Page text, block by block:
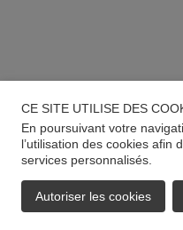
CE SITE UTILISE DES
En poursuivant votre
l’utilisation des cookies afin
services personnalisés.
Autoriser les cookies